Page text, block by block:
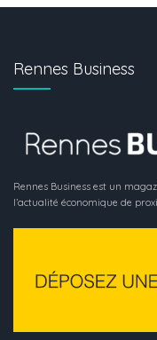
Rennes Business
Rennes Business est un
l’actualité économique de